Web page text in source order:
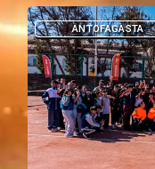
DEPORTES